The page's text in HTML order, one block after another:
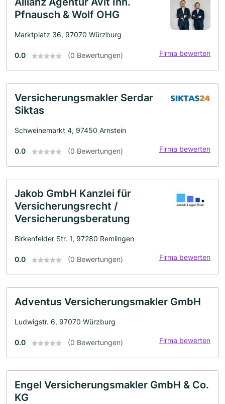
Pfnausch & Wolf OHG
Marktplatz 36, 97070 Würzburg
0.0 (0 Bewertungen) Firma bewerten
Versicherungsmakler Serdar
Siktas
Schweinemarkt 4, 97450 Arnstein
0.0 (0 Bewertungen) Firma bewerten
Jakob GmbH Kanzlei für
Versicherungsrecht /
Versicherungsberatung
Birkenfelder Str. 1, 97280 Remlingen
0.0 (0 Bewertungen) Firma bewerten
Adventus Versicherungsmakler GmbH
Ludwigstr. 6, 97070 Würzburg
0.0 (0 Bewertungen) Firma bewerten
Engel Versicherungsmakler GmbH & Co.
KG